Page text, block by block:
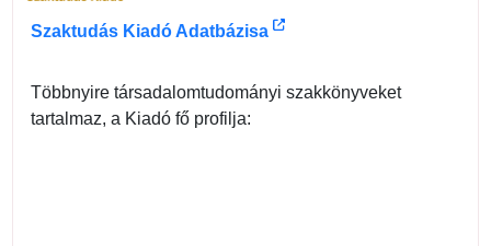
Szaktudás Kiadó Adatbázisa
Többnyire társadalomtudományi szakkönyveket
tartalmaz, a Kiadó fő profilja: